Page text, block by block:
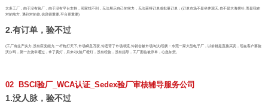
太多工厂，由于没有验厂，由于没有平台支持，买家找不到，无法展示自己的实力，无法获得订单或批量订单；(订单市场不是坐井观天,也不是大海捞针,而是我在
对的地方, 遇到对的你,信息很重要,平台更重要)
2.有订单，验不过
(工厂有生产实力,没有应变能力,一杆枪打天下,市场瞬息万变,你违背了市场潮流,你就会被市场淘汰)现状：东莞一家大型电子厂，以前都是直接买卖，现在客户要验
沃尔玛，第一次侥幸通过，拿了黄灯，后来2次验厂橙灯，没有经验，没有指导，工厂面临被停单，心急如焚。
02 BSCI验厂_WCA认证_Sedex验厂审核辅导服务公司
1.没人脉，验不过